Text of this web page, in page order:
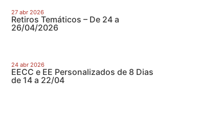
27 abr 2026
Retiros Temáticos – De 24 a
26/04/2026
24 abr 2026
EECC e EE Personalizados de 8 Dias
de 14 a 22/04